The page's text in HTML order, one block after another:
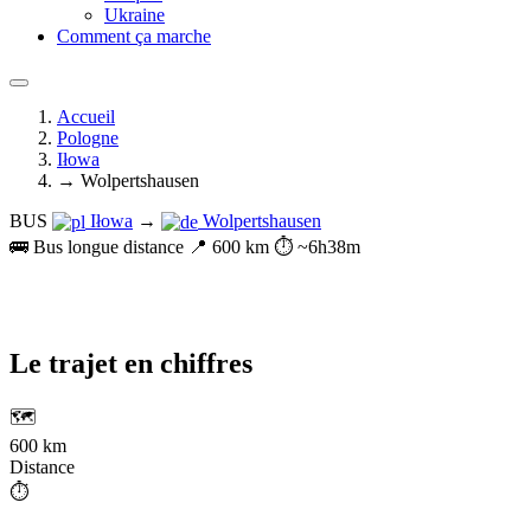
Ukraine
Comment ça marche
Accueil
Pologne
Iłowa
→ Wolpertshausen
BUS
Iłowa →
Wolpertshausen
🚌 Bus longue distance 📍 600 km ⏱️ ~6h38m
Le trajet en chiffres
🗺️
600 km
Distance
⏱️